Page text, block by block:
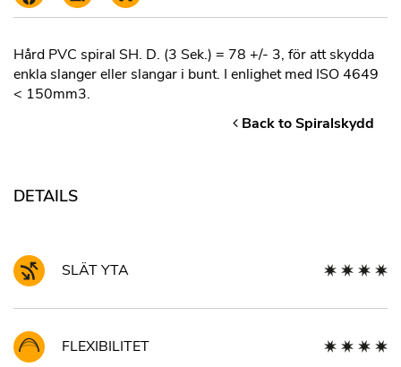
Hård PVC spiral SH. D. (3 Sek.) = 78 +/- 3, för att skydda
enkla slanger eller slangar i bunt. I enlighet med ISO 4649
< 150mm3.
Back to Spiralskydd
DETAILS
SLÄT YTA
FLEXIBILITET